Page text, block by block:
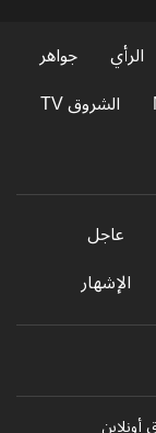
الرأي
جواهر
الشروق TV
عاجل
الإشهار